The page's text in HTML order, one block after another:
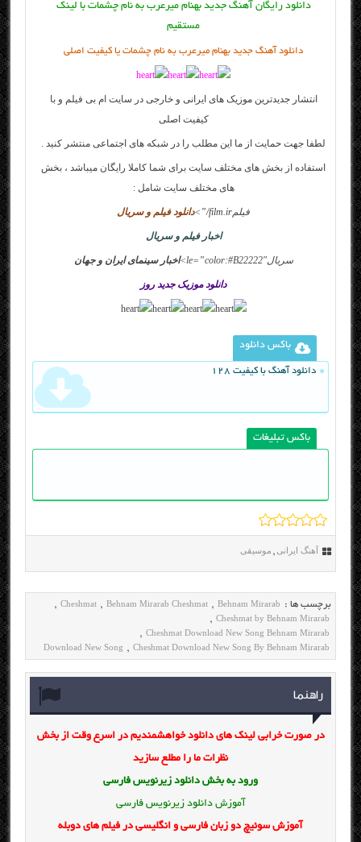
دانلود رایگان آهنگ جدید بهنام میرعرب به نام چشمات با لینک
مستقیم
دانلود آهنگ جدید بهنام میرعرب به نام چشمات یا کیفیت اصلی
انتشار جدیدترین موزیک های ایرانی و خارجی در سایت ام بی فیلم و با
کیفیت اصلی
لطفا جهت حمایت از ما این مطلب را در شبکه های اجتماعی منتشر کنید .
استفاده از بخش های مختلف سایت برای شما کاملا رایگان میباشد ، بخش
های مختلف سایت شامل :
فیلمfilm.ir/”> دانلود فیلم و سریال
اخبار فیلم و سریال
سریالle=”color:#B22222″> اخبار سینمای ایران و جهان
دانلود موزیک جدید روز
باکس دانلود
دانلود آهنگ با کیفیت 128
باکس تبلیغات
آهنگ ایرانی, موسیقی
برچسب ها : Behnam Mirarab
,
Behnam Mirarab Cheshmat
,
Cheshmat
,
Cheshmat by Behnam Mirarab
,
Cheshmat Download New Song Behnam Mirarab
,
Cheshmat Download New Song By Behnam Mirarab
,
Download New Song
راهنما
در صورت خرابی لینک های دانلود خواهشمندیم در اسرع وقت از بخش
نظرات ما را مطلع سازید
ورود به بخش دانلود زیرنویس فارسی
آموزش دانلود زیرنویس فارسی
آموزش سوئیچ دو زبان فارسی و انگلیسی در فیلم های دوبله